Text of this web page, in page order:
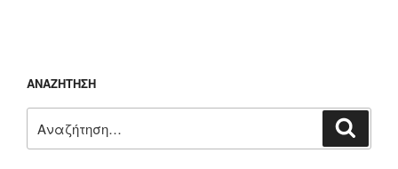
ΑΝΑΖΉΤΗΣΗ
για: